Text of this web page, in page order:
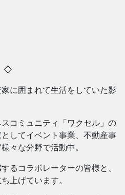
に囲まれて生活をしていた影
コミュニティ「ワクセル」の
してイベント事業、不動産事
々な分野で活動中。
るコラボレーターの皆様と、
上げています。